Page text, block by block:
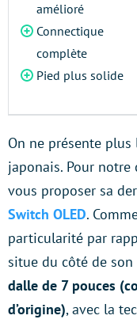
amélioré
Connectique
complète
Pied plus solide
On ne présente
japonais. Pour
vous proposer sa
Switch OLED.
particularité par
situe du côté de son
dalle de 7 pouces
d’origine), avec la